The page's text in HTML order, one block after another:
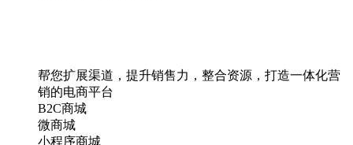
帮您扩展渠道，提升销售力，整合资源，打造一体化营
销的电商平台
B2C商城
微商城
小程序商城